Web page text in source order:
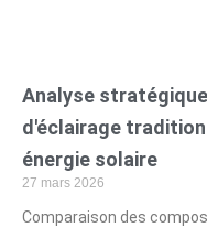
Analyse
d'éclairage
énergie solaire
27 mars 2026
Comparaison des